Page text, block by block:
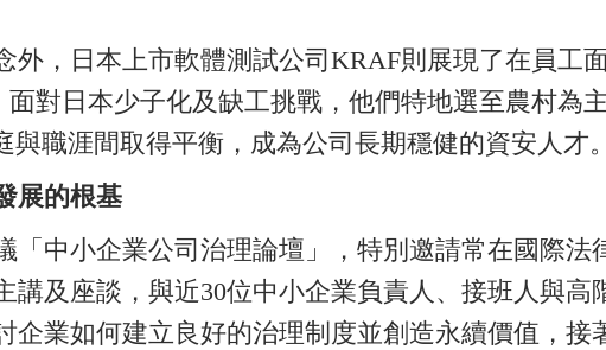
外，日本上市軟體測試公司KRAF則展現了在員工
對日本少子化及缺工挑戰，他們特地選至農村為
職涯間取得平衡，成為公司長期穩健的資安人才。
展的根基
「中小企業公司治理論壇」，特別邀請常在國際
講及座談，與近30位中小企業負責人、接班人與
企業如何建立良好的治理制度並創造永續價值，接